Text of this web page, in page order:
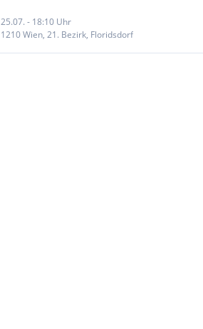
25.07. - 18:10 Uhr
1210 Wien, 21. Bezirk, Floridsdorf